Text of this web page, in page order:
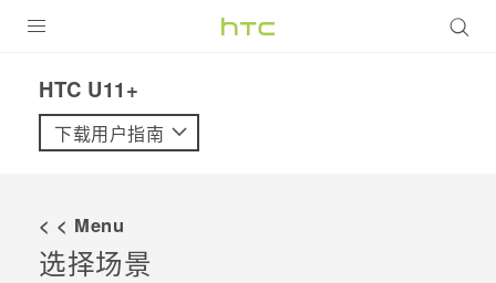
VIVE
支持帮助
在线客服
HTC U11+‎
下载用户指南
< < Menu
选择场景